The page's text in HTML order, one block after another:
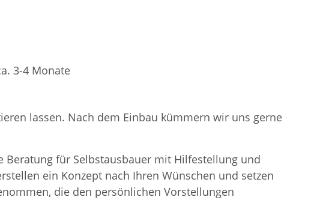
3-4 Monate
lassen. Nach dem Einbau kümmern wir uns gerne
Beratung für Selbstausbauer mit Hilfestellung und
ein Konzept nach Ihren Wünschen und setzen
die den persönlichen Vorstellungen